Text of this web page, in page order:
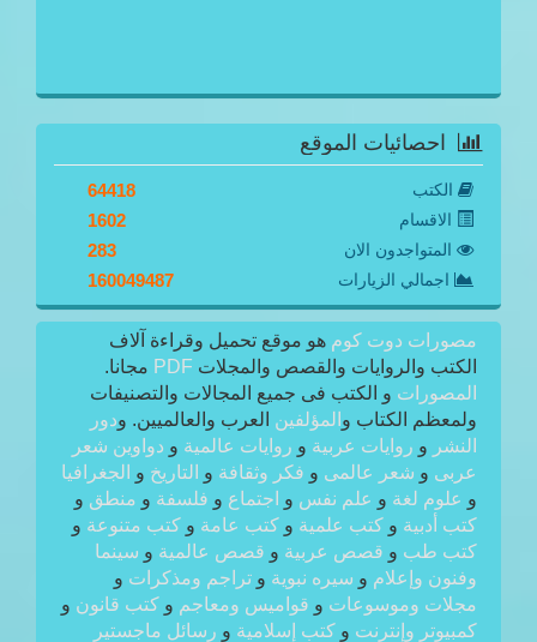
احصائيات الموقع
الكتب 64418
الاقسام 1602
المتواجدون الان 283
اجمالي الزيارات 160049487
مصورات دوت كوم هو موقع تحميل وقراءة آلاف
الكتب والروايات والقصص والمجلات PDF مجانا.
المصورات و الكتب فى جميع المجالات والتصنيفات
ولمعظم الكتاب و المؤلفين العرب والعالميين. ودور
النشر و روايات عربية و روايات عالمية و دواوين شعر
عربى و شعر عالمى و فكر وثقافة و التاريخ و الجغرافيا
و علوم لغة و علم نفس و اجتماع و فلسفة و منطق و
كتب أدبية و كتب علمية و كتب عامة و كتب متنوعة و
كتب طب و قصص عربية و قصص عالمية و سينما
وفنون وإعلام و سيره نبوية و تراجم ومذكرات و
مجلات وموسوعات و قواميس ومعاجم و كتب قانون و
كمبيوتر وإنترنت و كتب إسلامية و رسائل ماجستير